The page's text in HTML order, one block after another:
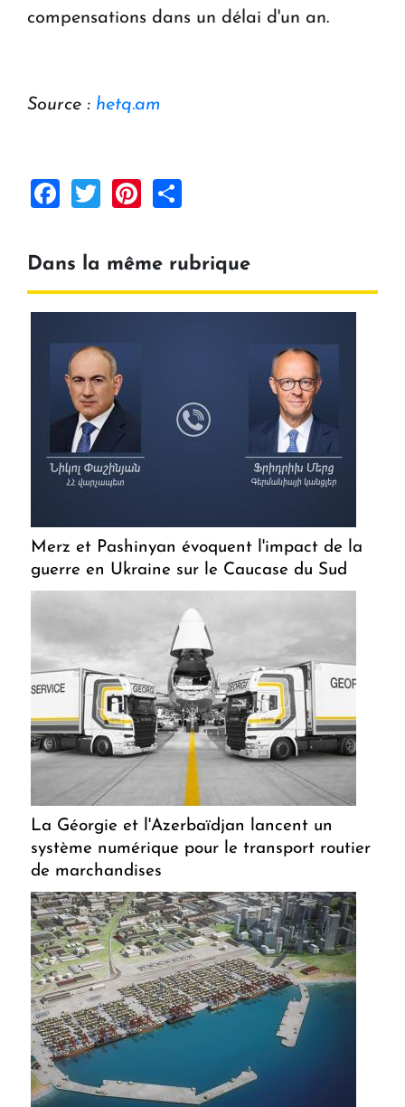
compensations dans un délai d'un an.
Source : hetq.am
Facebook
TwitterPinterest
Dans la même rubrique
Merz et Pashinyan évoquent l'impact de la
guerre en Ukraine sur le Caucase du Sud
La Géorgie et l'Azerbaïdjan lancent un
système numérique pour le transport routier
de marchandises